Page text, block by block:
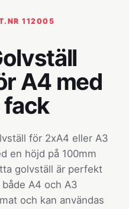
112005
A4 med
fack
för 2xA4 eller A3
en höjd på 100mm
golvställ är perfekt
A4 och A3
och kan användas